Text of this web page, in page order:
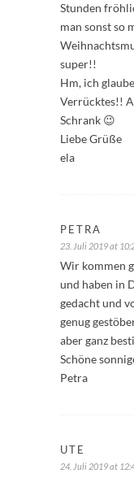
Stunden
man sonst so
super!!
Hm, ich
Verrücktes!!
Schrank 😉
Liebe Grüße
ela
PETRA
23. Juli 2019 at
Wir kommen
und haben in
gedacht und
genug
aber ganz
Schöne
Petra
UTE
24. Juli 2019 at